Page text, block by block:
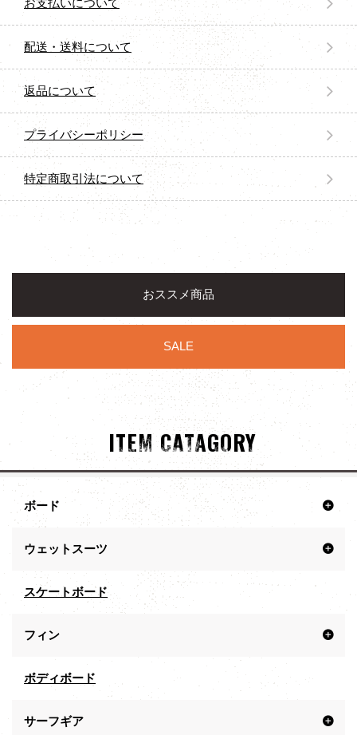
お支払いについて
配送・送料について
返品について
プライバシーポリシー
特定商取引法について
おススメ商品
SALE
ITEM CATAGORY
ボード
ウェットスーツ
スケートボード
フィン
ボディボード
サーフギア